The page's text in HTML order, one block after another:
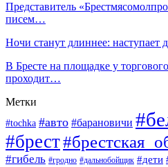
Представитель
писем…
Ночи станут длиннее: наступает
В Бресте на площадке у
проходит…
Метки
#tochka #авто #барановичи
#брест
#гибель #гродно #дальнобойщик #дети